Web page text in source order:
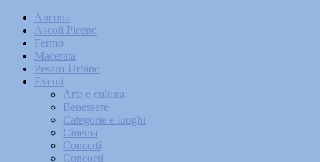
Ancona
Ascoli Piceno
Fermo
Macerata
Pesaro-Urbino
Eventi
Arte e cultura
Benessere
Categorie e luoghi
Cinema
Concerti
Concorsi